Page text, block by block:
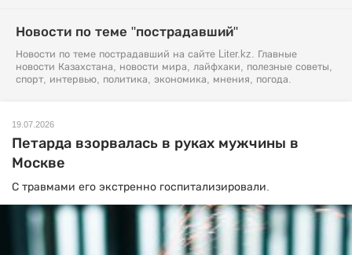
Новости по теме "пострадавший"
Новости по теме пострадавший на сайте Liter.kz. Главные
новости Казахстана, новости мира, лайфхаки, полезные советы,
спорт, интервью, политика, экономика, мнения, погода.
19.07.2026
Петарда взорвалась в руках мужчины в
Москве
С травмами его экстренно госпитализировали.